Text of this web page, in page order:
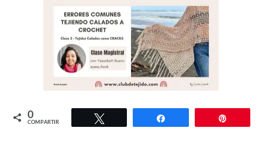
0
COMPARTIR